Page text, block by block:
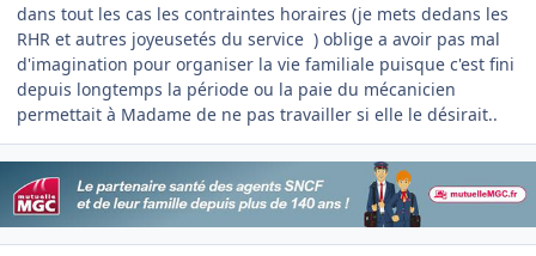
dans tout les cas les contraintes horaires (je mets dedans les
RHR et autres joyeusetés du service ) oblige a avoir pas mal
d'imagination pour organiser la vie familiale puisque c'est fini
depuis longtemps la période ou la paie du mécanicien
permettait à Madame de ne pas travailler si elle le désirait..